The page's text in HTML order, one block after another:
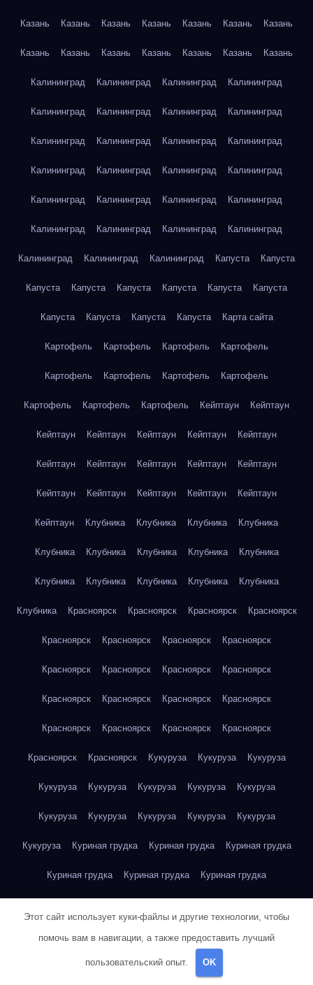
Казань Казань Казань Казань Казань Казань Казань
Казань Казань Казань Казань Казань Казань Казань
Калининград Калининград Калининград Калининград
Калининград Калининград Калининград Калининград
Калининград Калининград Калининград Калининград
Калининград Калининград Калининград Калининград
Калининград Калининград Калининград Калининград
Калининград Калининград Калининград Калининград
Калининград Калининград Калининград Капуста Капуста
Капуста Капуста Капуста Капуста Капуста Капуста
Капуста Капуста Капуста Капуста Карта сайта
Картофель Картофель Картофель Картофель
Картофель Картофель Картофель Картофель
Картофель Картофель Картофель Кейптаун Кейптаун
Кейптаун Кейптаун Кейптаун Кейптаун Кейптаун
Кейптаун Кейптаун Кейптаун Кейптаун Кейптаун
Кейптаун Кейптаун Кейптаун Кейптаун Кейптаун
Кейптаун Клубника Клубника Клубника Клубника
Клубника Клубника Клубника Клубника Клубника
Клубника Клубника Клубника Клубника Клубника
Клубника Красноярск Красноярск Красноярск Красноярск
Красноярск Красноярск Красноярск Красноярск
Красноярск Красноярск Красноярск Красноярск
Красноярск Красноярск Красноярск Красноярск
Красноярск Красноярск Красноярск Красноярск
Красноярск Красноярск Кукуруза Кукуруза Кукуруза
Кукуруза Кукуруза Кукуруза Кукуруза Кукуруза
Кукуруза Кукуруза Кукуруза Кукуруза Кукуруза
Кукуруза Куриная грудка Куриная грудка Куриная грудка
Куриная грудка Куриная грудка Куриная грудка
Куриная грудка Куриная грудка Куриная грудка
Куриная грудка Куриная грудка Куриная грудка
Этот сайт использует куки-файлы и другие технологии, чтобы
помочь вам в навигации, а также предоставить лучший
пользовательский опыт. OK